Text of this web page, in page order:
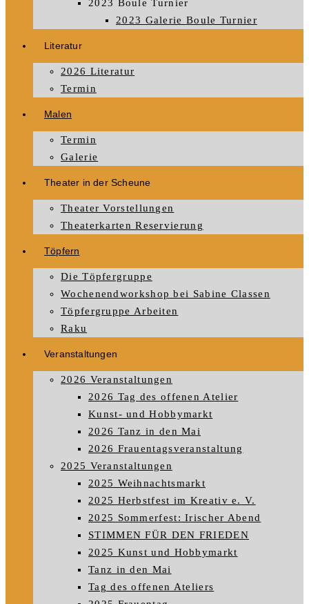
2023 Boule Turnier
2023 Galerie Boule Turnier
Literatur
2026 Literatur
Termin
Malen
Termin
Galerie
Theater in der Scheune
Theater Vorstellungen
Theaterkarten Reservierung
Töpfern
Die Töpfergruppe
Wochenendworkshop bei Sabine Classen
Töpfergruppe Arbeiten
Raku
Veranstaltungen
2026 Veranstaltungen
2026 Tag des offenen Atelier
Kunst- und Hobbymarkt
2026 Tanz in den Mai
2026 Frauentagsveranstaltung
2025 Veranstaltungen
2025 Weihnachtsmarkt
2025 Herbstfest im Kreativ e. V.
2025 Sommerfest: Irischer Abend
STIMMEN FÜR DEN FRIEDEN
2025 Kunst und Hobbymarkt
Tanz in den Mai
Tag des offenen Ateliers